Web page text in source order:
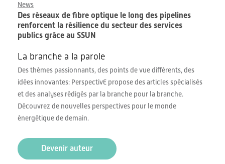
News
Des réseaux de fibre optique le long des pipelines
renforcent la résilience du secteur des services
publics grâce au SSUN
La branche a la parole
Des thèmes passionnants, des points de vue différents, des
idées innovantes: PerspectivE propose des articles spécialisés
et des analyses rédigés par la branche pour la branche.
Découvrez de nouvelles perspectives pour le monde
énergétique de demain.
Devenir auteur